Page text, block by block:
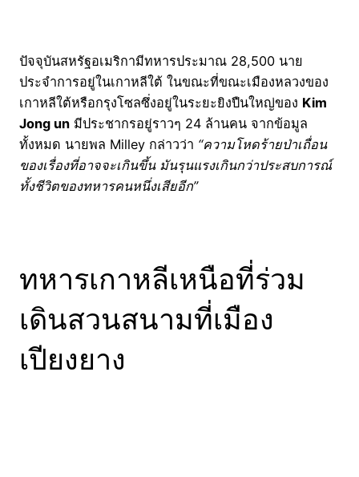
ปัจจุบันสหรัฐอเมริกามีทหารประมาณ 28,500 นาย
ประจำการอยู่ในเกาหลีใต้ ในขณะที่ขณะเมืองหลวงของ
เกาหลีใต้หรือกรุงโซลซึ่งอยู่ในระยะยิงปืนใหญ่ของ Kim
Jong un มีประชากรอยู่ราวๆ 24 ล้านคน จากข้อมูล
ทั้งหมด นายพล Milley กล่าวว่า “ความโหดร้ายป่าเถื่อน
ของเรื่องที่อาจจะเกินขึ้นมันรุนแรงเกินกว่าประสบการณ์
ทั้งชีวิตของทหารคนหนึ่งเสียอีก”
ทหารเกาหลีเหนือที่ร่วม
เดินสวนสนามที่เมือง
เปียงยาง